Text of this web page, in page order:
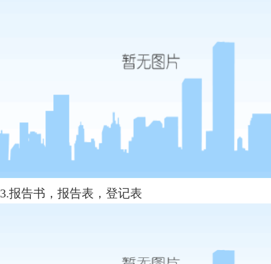
3.报告书，报告表，登记表